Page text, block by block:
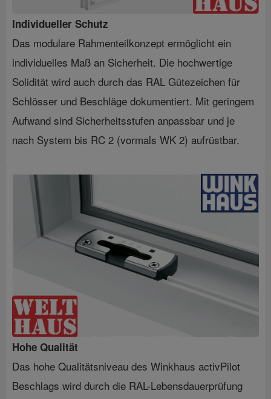
Individueller Schutz
Das modulare Rahmenteilkonzept ermöglicht ein
individuelles Maß an Sicherheit. Die hochwertige
Solidität wird auch durch das RAL Gütezeichen für
Schlösser und Beschläge dokumentiert. Mit geringem
Aufwand sind Sicherheitsstufen anpassbar und je
nach System bis RC 2 (vormals WK 2) aufrüstbar.
Hohe Qualität
Das hohe Qualitätsniveau des Winkhaus activPilot
Beschlags wird durch die RAL-Lebensdauerprüfung